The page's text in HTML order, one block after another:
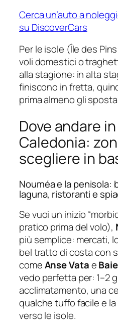
Cerca un’auto a
su DiscoverCars
Per le isole (Île des
voli domestici o
alla stagione: in alta
finiscono in fretta,
prima almeno gli
Dove andare
Caledonia:
scegliere in
Nouméa e la penisola:
laguna, ristoranti e
Se vuoi un inizio
pratico prima del volo),
più semplice: mercati,
bel tratto di costa con
comeAnse Vatae
vedo perfetta per: 1–2
acclimatamento, una
qualche tuffo facile e
verso le isole.